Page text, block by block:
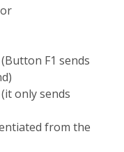
F1 sends
only sends
from the